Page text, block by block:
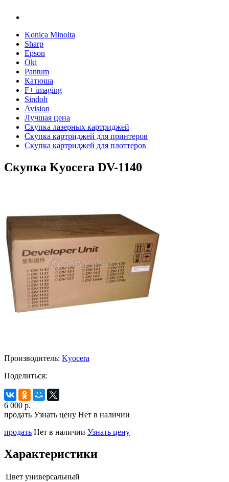
Konica Minolta
Sharp
Epson
Oki
Pantum
Катюша
F+ imaging
Sindoh
Avision
Лучшая цена
Скупка лазерных картриджей
Скупка картриджей для принтеров
Скупка картриджей для плоттеров
Скупка Kyocera DV-1140
Производитель: Kyocera
Поделиться:
6 000 р.
продать Узнать цену Нет в наличии
продать Нет в наличии Узнать цену
Характеристики
Цвет универсальный